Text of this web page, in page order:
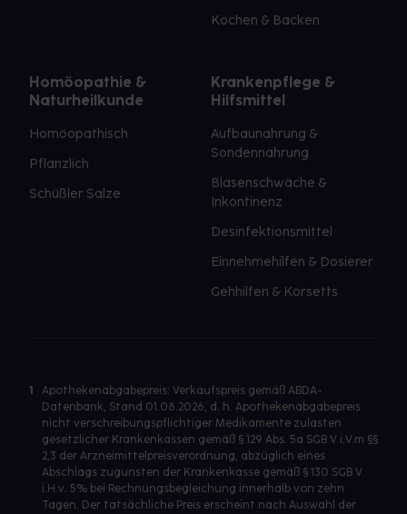
Kochen & Backen
Homöopathie &
Naturheilkunde
Homöopathisch
Pflanzlich
Schüßler Salze
Krankenpflege &
Hilfsmittel
Aufbaunahrung &
Sondennahrung
Blasenschwäche &
Inkontinenz
Desinfektionsmittel
Einnehmehilfen & Dosierer
Gehhilfen & Korsetts
1
Apothekenabgabepreis: Verkaufspreis gemäß ABDA-
Datenbank, Stand 01.08.2026, d. h. Apothekenabgabepreis
nicht verschreibungspflichtiger Medikamente zulasten
gesetzlicher Krankenkassen gemäß § 129 Abs. 5a SGB V i.V.m §§
2,3 der Arzneimittelpreisverordnung, abzüglich eines
Abschlags zugunsten der Krankenkasse gemäß § 130 SGB V
i.H.v. 5% bei Rechnungsbegleichung innerhalb von zehn
Tagen. Der tatsächliche Preis erscheint nach Auswahl der